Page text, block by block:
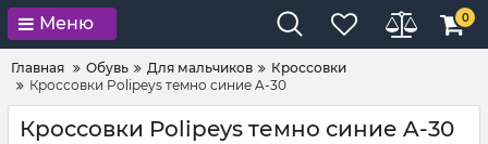
Меню 0
Главная Обувь Для мальчиков
Кроссовки
Кроссовки Polipeys темно синие A-30
Кроссовки Polipeys темно синие A-30